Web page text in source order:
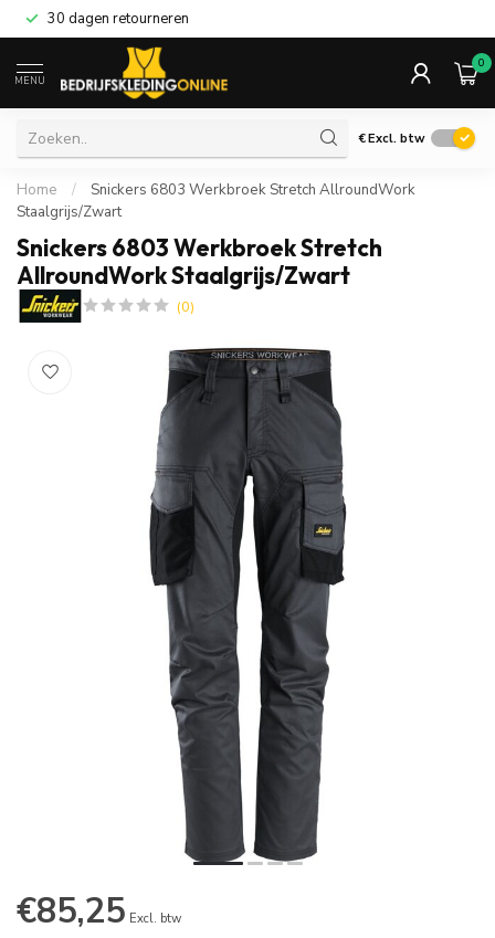
30 dagen retourneren
MENU
0
€Excl. btw
Home /
Snickers 6803 Werkbroek Stretch AllroundWork
Staalgrijs/Zwart
Snickers 6803 Werkbroek Stretch
AllroundWork Staalgrijs/Zwart
(0)
€85,25 Excl. btw